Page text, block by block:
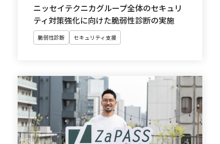
ニッセイテクニカグループ全体のセキュリ
ティ対策強化に向けた脆弱性診断の実施
脆弱性診断 セキュリティ支援